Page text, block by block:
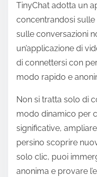
TinyChat adotta un
concentrandosi
sulle conversazioni
un’applicazione di
di connettersi con
modo rapido e
Non si tratta solo di
modo dinamico per
significative,
persino scoprire
solo clic, puoi
anonima e provare